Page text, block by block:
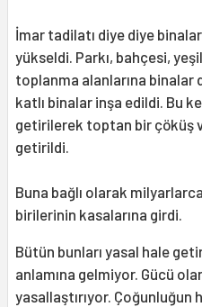
İmar tadilatı diye diye
yükseldi. Parkı, bahçesi,
toplanma alanlarına binalar
katlı binalar inşa edildi. Bu
getirilerek toptan bir çöküş
getirildi.
Buna bağlı olarak
birilerinin kasalarına girdi.
Bütün bunları yasal hale
anlamına gelmiyor. Gücü
yasallaştırıyor. Çoğunluğun